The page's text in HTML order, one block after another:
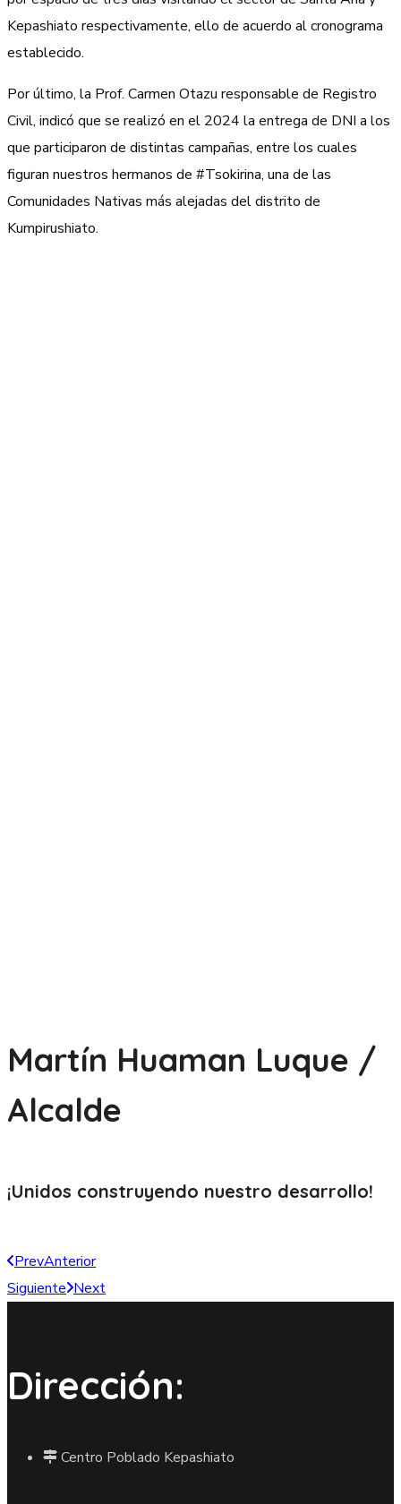
Kepashiato respectivamente, ello de acuerdo al cronograma
establecido.
Por último, la Prof. Carmen Otazu responsable de Registro
Civil, indicó que se realizó en el 2024 la entrega de DNI a los
que participaron de distintas campañas, entre los cuales
figuran nuestros hermanos de #Tsokirina, una de las
Comunidades Nativas más alejadas del distrito de
Kumpirushiato.
Martín Huaman Luque /
Alcalde
¡Unidos construyendo nuestro desarrollo!
PrevAnterior
Siguiente Next
Dirección:
Centro Poblado Kepashiato